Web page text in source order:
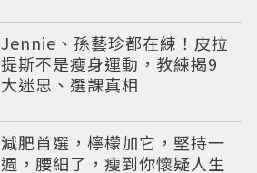
Jennie、孫藝珍都在練！皮拉
提斯不是瘦身運動，教練揭9
大迷思、選課真相
減肥首選，檸檬加它，堅持一
週，腰細了，瘦到你懷疑人生